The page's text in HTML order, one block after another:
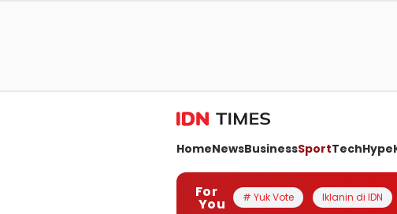
HomeNewsBusinessSportTechHype
For
You # Yuk Vote Iklanin di IDN